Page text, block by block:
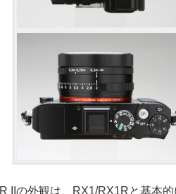
IIの外観は、RX1/RX1Rと基本